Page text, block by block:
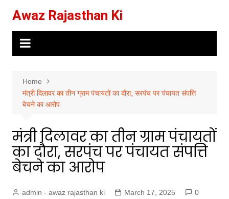
content
Awaz Rajasthan Ki
Home
मंत्री दिलावर का तीन ग्राम पंचायतों का दौरा, सरपंच पर पंचायत संपत्ति
बेचने का आरोप
मंत्री दिलावर का तीन ग्राम पंचायतों
का दौरा, सरपंच पर पंचायत संपत्ति
बेचने का आरोप
admin - awaz rajasthan ki March 17, 2025
0